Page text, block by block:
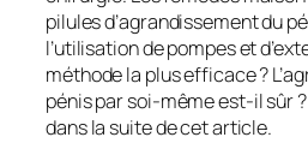
pilules d’agrandissement du
l’utilisation de pompes et
méthode la plus efficace ?
pénis par soi-même est-il sûr
dans la suite de cet article.